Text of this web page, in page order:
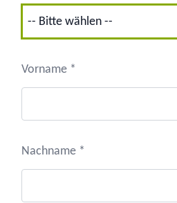
Vorname *
Nachname *